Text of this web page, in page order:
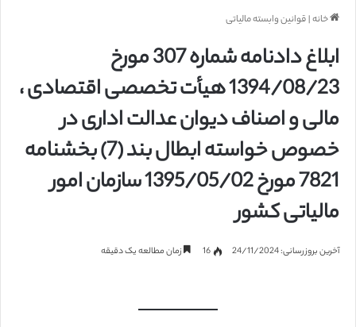
خانه|قوانین وابسته مالیاتی
ابلاغ دادنامه شماره 307 مورخ
1394/08/23 هیأت تخصصی اقتصادی ،
مالی و اصناف دیوان عدالت اداری در
خصوص خواسته ابطال بند (7) بخشنامه
7821 مورخ 1395/05/02 سازمان امور
مالیاتی کشور
آخرین بروزرسانی: 24/11/2024 16 زمان مطالعه یک دقیقه